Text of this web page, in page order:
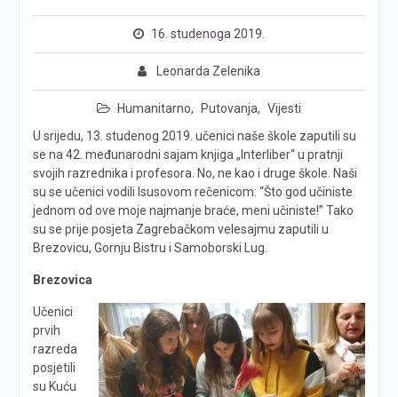
16. studenoga 2019.
Leonarda Zelenika
Humanitarno, Putovanja, Vijesti
U srijedu, 13. studenog 2019. učenici naše škole zaputili su
se na 42. međunarodni sajam knjiga „Interliber“ u pratnji
svojih razrednika i profesora. No, ne kao i druge škole. Naši
su se učenici vodili Isusovom rečenicom: “Što god učiniste
jednom od ove moje najmanje braće, meni učiniste!” Tako
su se prije posjeta Zagrebačkom velesajmu zaputili u
Brezovicu, Gornju Bistru i Samoborski Lug.
Brezovica
Učenici
prvih
razreda
posjetili
su Kuću